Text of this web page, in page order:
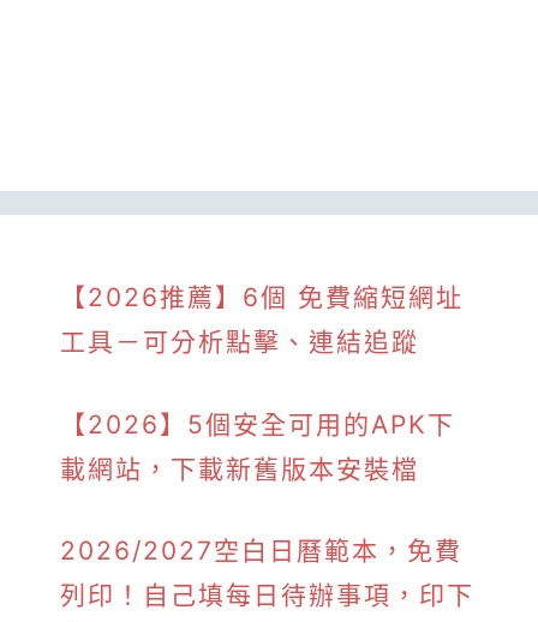
【2026推薦】6個 免費縮短網址
工具－可分析點擊、連結追蹤
【2026】5個安全可用的APK下
載網站，下載新舊版本安裝檔
2026/2027空白日曆範本，免費
列印！自己填每日待辦事項，印下